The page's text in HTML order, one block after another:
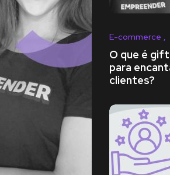
E-commerce
O que é
para
clientes?